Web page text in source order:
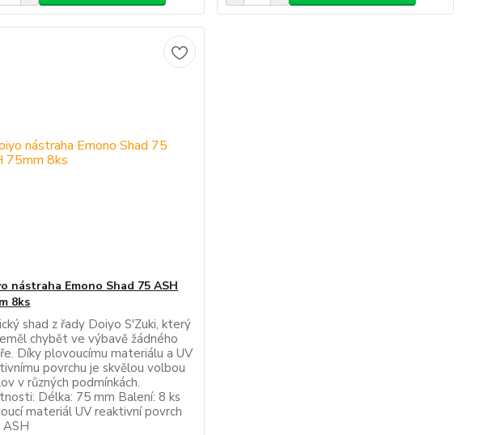
nástraha Emono Shad 75 ASH
8ks
shad z řady Doiyo S'Zuki, který
chybět ve výbavě žádného
Díky plovoucímu materiálu a UV
povrchu je skvělou volbou
v různých podmínkách.
Délka: 75 mm Balení: 8 ks
materiál UV reaktivní povrch
ASH